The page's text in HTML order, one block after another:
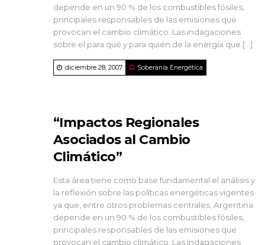
depende en un 90 % de los combustibles fósiles,
principales responsables de las emisiones que
provocan el cambio climático. Las indagaciones
sobre el para qué y para quién de la energía que […]
diciembre 28, 2007 Soberanía Energética
“Impactos Regionales
Asociados al Cambio
Climático”
Esta área tiene como base fundamental el análisis y
la reflexión sobre las políticas energéticas vigentes
ya que, entre otros problemas centrales, Argentina
depende en un 90 % de los combustibles fósiles,
principales responsables de las emisiones que
provocan el cambio climático. Las indagaciones